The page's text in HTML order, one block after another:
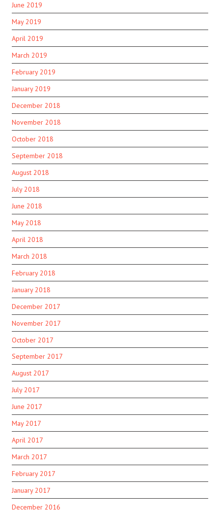
June 2019
May 2019
April 2019
March 2019
February 2019
January 2019
December 2018
November 2018
October 2018
September 2018
August 2018
July 2018
June 2018
May 2018
April 2018
March 2018
February 2018
January 2018
December 2017
November 2017
October 2017
September 2017
August 2017
July 2017
June 2017
May 2017
April 2017
March 2017
February 2017
January 2017
December 2016